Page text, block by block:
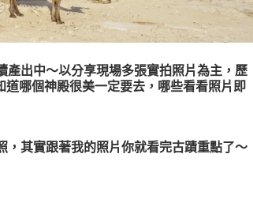
產出中～以分享現場多張實拍照片為主，歷
哪個神殿很美一定要去，哪些看看照片即
，其實跟著我的照片你就看完古蹟重點了～